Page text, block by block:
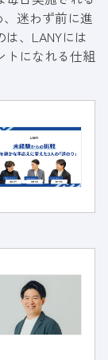
迷わず前に進
、LANYには
トになれる仕組